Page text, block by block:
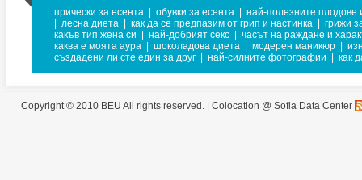
прически за есента обувки за есента
най-полезните плодове
лесна диета как да се предпазим от грип и настинка
грижи
какъв тип жена си
най-добрият секс
часът на раждане и
каква е моята аура
шоколадова диета модерен маникюр
създадени ли сте един за друг
най-силните фотографии как
Copyright © 2010 BEU All rights reserved. | Colocation @ Sofia Data Center